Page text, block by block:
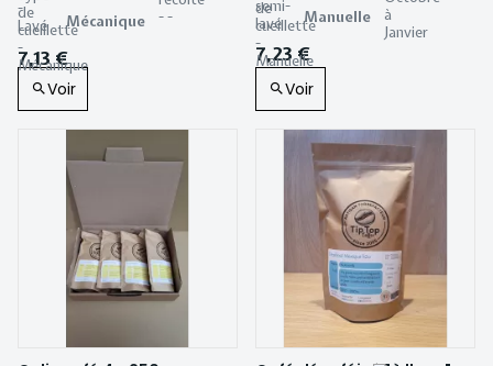
Mécanique
7,13 €
Voir
Manuelle
7,23 €
Voir